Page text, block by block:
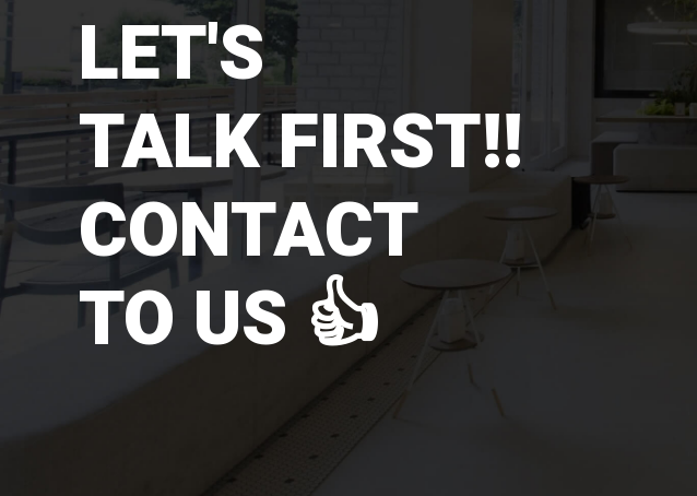
LET'S
TALK FIRST!!
CONTACT
TO US 👍